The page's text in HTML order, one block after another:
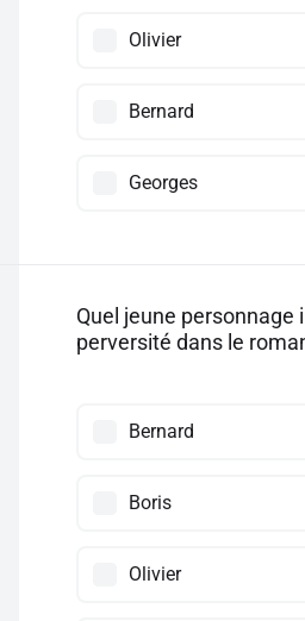
Olivier
Bernard
Georges
Quel jeune personnage
perversité dans le
Bernard
Boris
Olivier